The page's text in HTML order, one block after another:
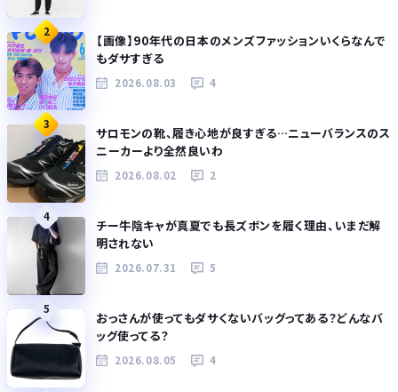
2
【画像】90年代の日本のメンズファッションいくらなんで
もダサすぎる
2026.08.03 4
3
サロモンの靴、履き心地が良すぎる…ニューバランスのス
ニーカーより全然良いわ
2026.08.02 2
4
チー牛陰キャが真夏でも長ズボンを履く理由、いまだ解
明されない
2026.07.31 5
5
おっさんが使ってもダサくないバッグってある？どんなバ
ッグ使ってる？
2026.08.05 4